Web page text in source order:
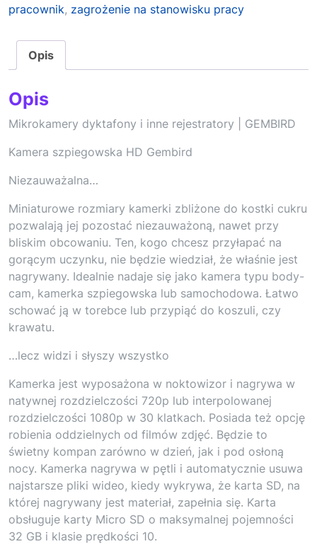
pracownik, zagrożenie na stanowisku pracy
Opis
Opis
Mikrokamery dyktafony i inne rejestratory | GEMBIRD
Kamera szpiegowska HD Gembird
Niezauważalna…
Miniaturowe rozmiary kamerki zbliżone do kostki cukru
pozwalają jej pozostać niezauważoną, nawet przy
bliskim obcowaniu. Ten, kogo chcesz przyłapać na
gorącym uczynku, nie będzie wiedział, że właśnie jest
nagrywany. Idealnie nadaje się jako kamera typu body-
cam, kamerka szpiegowska lub samochodowa. Łatwo
schować ją w torebce lub przypiąć do koszuli, czy
krawatu.
…lecz widzi i słyszy wszystko
Kamerka jest wyposażona w noktowizor i nagrywa w
natywnej rozdzielczości 720p lub interpolowanej
rozdzielczości 1080p w 30 klatkach. Posiada też opcję
robienia oddzielnych od filmów zdjęć. Będzie to
świetny kompan zarówno w dzień, jak i pod osłoną
nocy. Kamerka nagrywa w pętli i automatycznie usuwa
najstarsze pliki wideo, kiedy wykrywa, że karta SD, na
której nagrywany jest materiał, zapełnia się. Karta
obsługuje karty Micro SD o maksymalnej pojemności
32 GB i klasie prędkości 10.